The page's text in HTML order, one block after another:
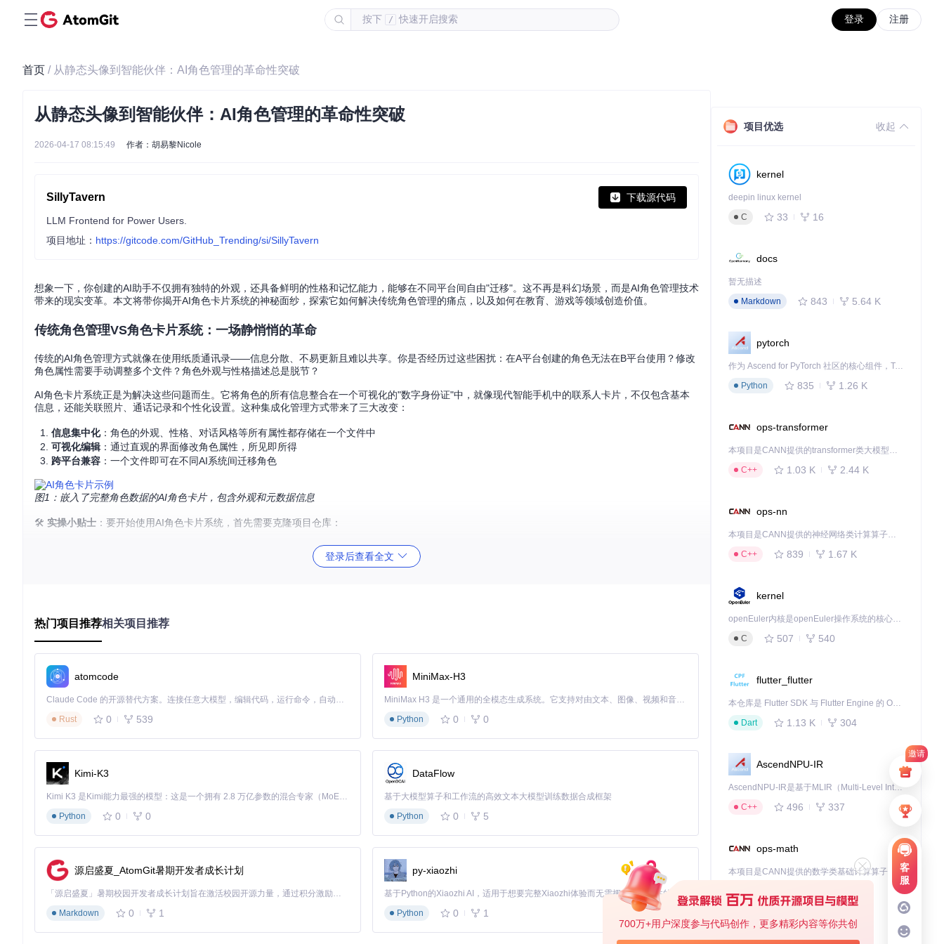
按下 / 快速开启搜索 登录 注册
邀请
客
服
700万+用户深度参与代码创作，更多精彩内容等你共创
首页 / 从静态头像到智能伙伴：AI角色管理的革命性突破
从静态头像到智能伙伴：AI角色管理的革命性突破
2026-04-17 08:15:49 作者：胡易黎Nicole
SillyTavern 下载源代码
LLM Frontend for Power Users.
项目地址： https://gitcode.com/GitHub_Trending/si/SillyTavern
想象一下，你创建的AI助手不仅拥有独特的外观，还具备鲜明的性格和记忆能力，能够在不同平台间自由"迁移"。这不再是科幻场景，而是AI角色管理技术
带来的现实变革。本文将带你揭开AI角色卡片系统的神秘面纱，探索它如何解决传统角色管理的痛点，以及如何在教育、游戏等领域创造价值。
传统角色管理VS角色卡片系统：一场静悄悄的革命
传统的AI角色管理方式就像在使用纸质通讯录——信息分散、不易更新且难以共享。你是否经历过这些困扰：在A平台创建的角色无法在B平台使用？修改
角色属性需要手动调整多个文件？角色外观与性格描述总是脱节？
AI角色卡片系统正是为解决这些问题而生。它将角色的所有信息整合在一个可视化的"数字身份证"中，就像现代智能手机中的联系人卡片，不仅包含基本
信息，还能关联照片、通话记录和个性化设置。这种集成化管理方式带来了三大改变：
信息集中化：角色的外观、性格、对话风格等所有属性都存储在一个文件中
可视化编辑 ：通过直观的界面修改角色属性，所见即所得
跨平台兼容 ：一个文件即可在不同AI系统间迁移角色
图1：嵌入了完整角色数据的AI角色卡片，包含外观和元数据信息
🛠️ 实操小贴士 ：要开始使用AI角色卡片系统，首先需要克隆项目仓库：
从表象到核心：角色卡片的三层结构
AI角色卡片采用类似洋葱的三层结构，每层都有其独特功能：
外层：视觉表现层就是我们看到的角色图片，提供直观的视觉识别。就像人的外貌，是角色最直接的特征。
内层：行为逻辑层 定义角色的对话风格、性格特征和行为模式，决定了角色如何与用户互动。这好比一个人的思维方式和行为习惯。
graph TD
    C[行为逻辑层] -->|包含| C1[对话模板]
    C -->|包含| C2[性格参数]
    A -->|嵌入| B
登录后查看全文
热门项目推荐相关项目推荐
atomcode
Claude Code 的开源替代方案。连接任意大模型，编辑代码，运行命令，自动验证 — 全自动执行。用 Rust 构建，极致性能。 ｜ An open-source alternative to Claude Code. Connect any LLM, edit code, run commands, and verify changes — autonomously. Built in Rust for speed. Get Started
Rust
0 539
MiniMax-H3
MiniMax H3 是一个通用的全模态生成系统。它支持对由文本、图像、视频和音频组成的多模态上下文进行统一理解，并能生成分辨率高达 2K、时长可达 15 秒的带原生立体声音频的视频。得益于面向任务泛化的系统设计，H3 在预训练阶段就已具备广泛的多模态上下文理解与生成能力，能够出色地执行复杂的多模态指令。
Python
0 0
Kimi-K3
Kimi K3 是Kimi能力最强的模型：这是一个拥有 2.8 万亿参数的混合专家（MoE）模型，具备原生视觉理解能力，并支持 100 万 token 的上下文窗口。
Python
0 0
DataFlow
基于大模型算子和工作流的高效文本大模型训练数据合成框架
Python
0 5
源启盛夏_AtomGit暑期开发者成长计划
「源启盛夏」暑期校园开发者成长计划旨在激活校园开源力量，通过积分激励、认证扶持、资源倾斜等形式，引导高校组织和开发者完成「入驻 — 建项目 — 做贡献 — 获认证 — 得资源」的完整闭环。无论你是想带领社团入驻平台的组织者，还是希望用代码贡献证明自己的开发者，都能在这里找到属于你的成长路径。
Markdown
0 1
py-xiaozhi
基于Python的Xiaozhi AI，适用于想要完整Xiaozhi体验而无需拥有专用硬件的用户。
Python
0 1
项目优选 收起
kernel
deepin linux kernel
C
33 16
docs
暂无描述
Markdown
843 5.64 K
pytorch
作为 Ascend for PyTorch 社区的核心组件，TorchNPU 是昇腾专为 PyTorch 打造的深度学习适配插件，使 PyTorch 框架能够直接调用昇腾 NPU，为开发者提供昇腾 AI 处理器的超强算力。
Python
835 1.26 K
ops-transformer
本项目是CANN提供的transformer类大模型算子库，实现网络在NPU上加速计算。
C++
1.03 K 2.44 K
ops-nn
本项目是CANN提供的神经网络类计算算子库，实现网络在NPU上加速计算。
C++
839 1.67 K
kernel
openEuler内核是openEuler操作系统的核心，既是系统性能与稳定性的基石，也是连接处理器、设备与服务的桥梁。
C
507 540
flutter_flutter
本仓库是 Flutter SDK 与 Flutter Engine 的 OpenHarmony 适配版本，由 CPF-Flutter 团队维护。开发者可使用熟悉的 Flutter 技术栈开发 OpenHarmony 应用，3.35.7 及以后的适配版本可基于本仓库源码构建支持 OpenHarmony 的 Flutter Engine。
Dart
1.13 K 304
AscendNPU-IR
AscendNPU-IR是基于MLIR（Multi-Level Intermediate Representation）构建的，面向昇腾亲和算子编译时使用的中间表示，提供昇腾完备表达能力，通过编译优化提升昇腾AI处理器计算效率，支持通过生态框架使能昇腾AI处理器与深度调优
C++
496 337
ops-math
C++
jiuwenswarm